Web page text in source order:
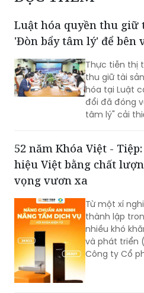
Luật hóa quyền thu giữ
'Đòn bẩy tâm lý' để bên
Thực tiễn thị
thu giữ tài
hóa tại Luật
đổi đã đóng
tâm lý" cải
52 năm Khóa Việt -
hiệu Việt bằng chất
vọng vươn xa
Từ một xí
thành lập
nhiều khó
và phát triển
Công ty Cổ